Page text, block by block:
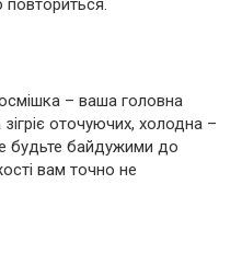
– ваша головна
оточуючих, холодна –
будьте байдужими до
вам точно не